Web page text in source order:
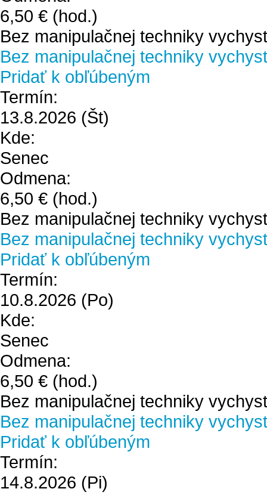
6,50 € (hod.)
Bez manipulačnej techniky
Bez manipulačnej techniky
Pridať k obľúbeným
Termín:
13.8.2026 (Št)
Kde:
Senec
Odmena:
6,50 € (hod.)
Bez manipulačnej techniky
Bez manipulačnej techniky
Pridať k obľúbeným
Termín:
10.8.2026 (Po)
Kde:
Senec
Odmena:
6,50 € (hod.)
Bez manipulačnej techniky
Bez manipulačnej techniky
Pridať k obľúbeným
Termín:
14.8.2026 (Pi)